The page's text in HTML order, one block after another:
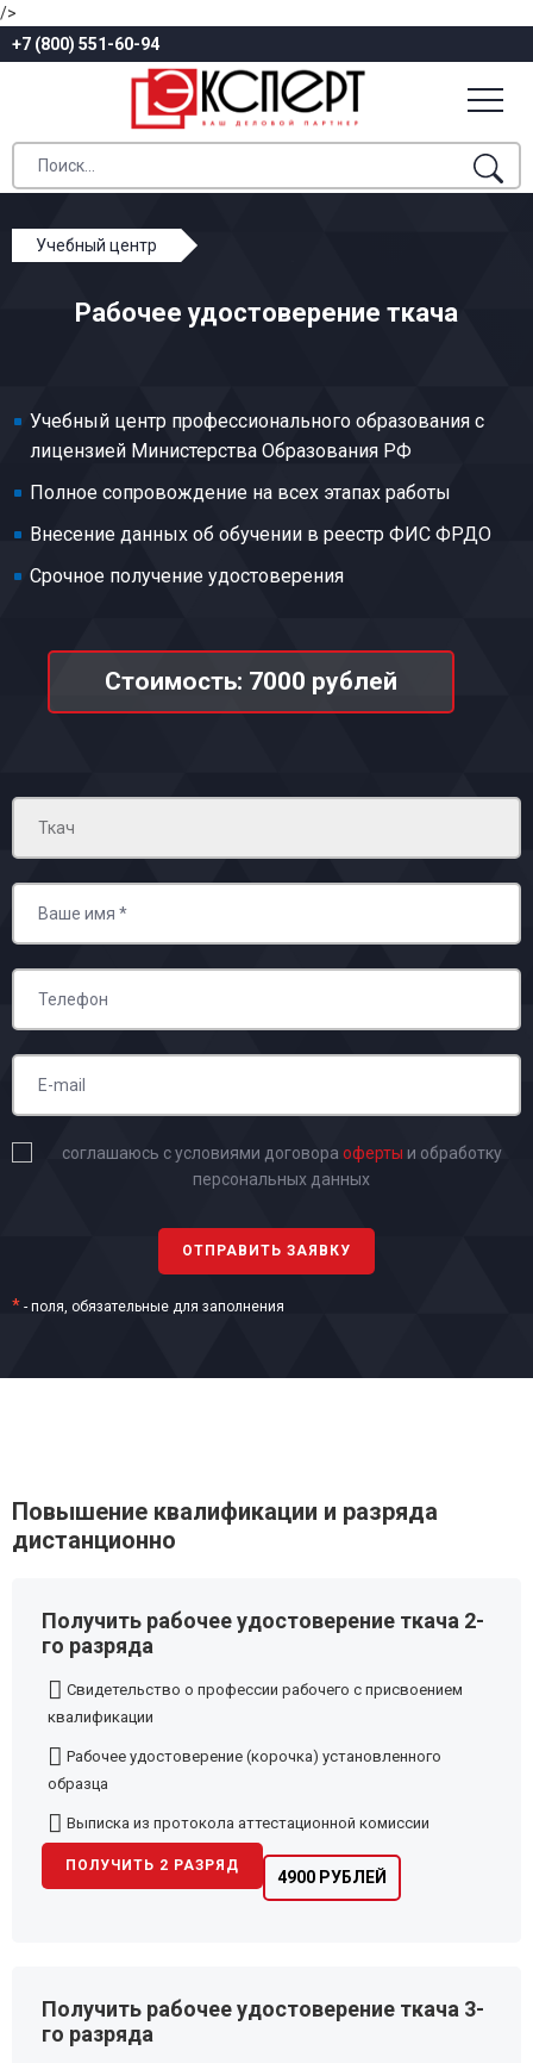
/>
+7 (800) 551-60-94
Учебный центр
Общие профессии производства текстиля
Рабочее удостоверение ткача
Учебный центр профессионального образования с
лицензией Министерства Образования РФ
Полное сопровождение на всех этапах работы
Внесение данных об обучении в реестр ФИС ФРДО
Срочное получение удостоверения
Стоимость: 7000 рублей
соглашаюсь с условиями договора оферты и обработку
персональных данных
* - поля, обязательные для заполнения
Повышение квалификации и разряда
дистанционно
Получить рабочее удостоверение ткача 2-
го разряда
Свидетельство о профессии рабочего с присвоением
квалификации
Рабочее удостоверение (корочка) установленного
образца
Выписка из протокола аттестационной комиссии
4900 РУБЛЕЙ
ПОЛУЧИТЬ 2 РАЗРЯД
Получить рабочее удостоверение ткача 3-
го разряда